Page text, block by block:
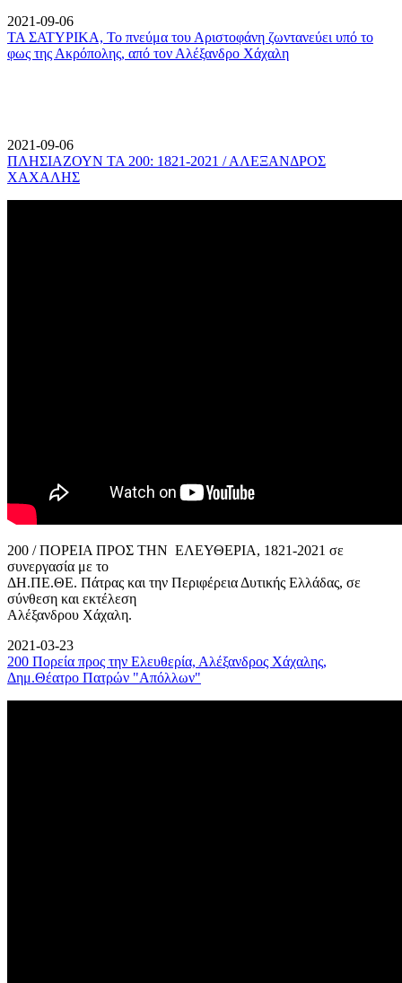
2021-09-06
ΤΑ ΣΑΤΥΡΙΚΑ, Το πνεύμα του Αριστοφάνη ζωντανεύει υπό το
φως της Ακρόπολης, από τον Αλέξανδρο Χάχαλη
2021-09-06
ΠΛΗΣΙΑΖΟΥΝ ΤΑ 200: 1821-2021 / ΑΛΕΞΑΝΔΡΟΣ
ΧΑΧΑΛΗΣ
200 / ΠΟΡΕΙΑ ΠΡΟΣ ΤΗΝ ΕΛΕΥΘΕΡΙΑ, 1821-2021 σε
συνεργασία με το
ΔΗ.ΠΕ.ΘΕ. Πάτρας και την Περιφέρεια Δυτικής Ελλάδας, σε
σύνθεση και εκτέλεση
Αλέξανδρου Χάχαλη.
2021-03-23
200 Πορεία προς την Ελευθερία, Αλέξανδρος Χάχαλης,
Δημ.Θέατρο Πατρών "Απόλλων"